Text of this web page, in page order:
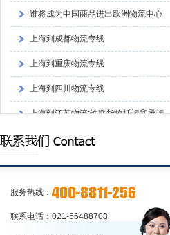
上海到成都物流专线
上海到重庆物流专线
上海到四川物流专线
上海到江苏物流:铁路货物托运和承运
运的程序
单和运单上海到江苏物流:铁路货物托运和承运
的程序
服务热线：
联系电话：021-56488708